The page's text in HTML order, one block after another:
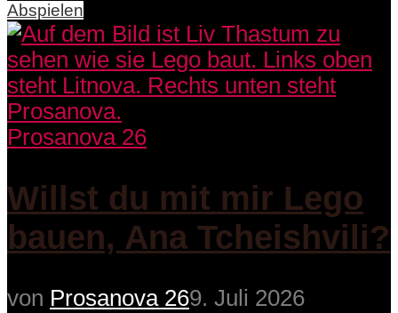
Abspielen
Prosanova 26
Willst du mit mir Lego
bauen, Ana Tcheishvili?
von Prosanova 269. Juli 2026